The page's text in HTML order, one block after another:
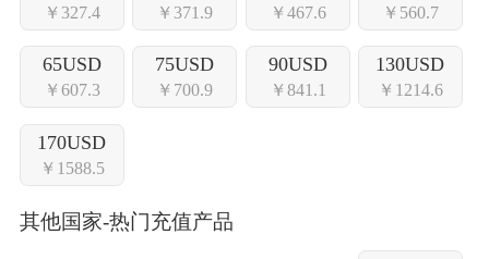
￥327.4 ￥371.9 ￥467.6 ￥560.7
65USD
￥607.3
75USD
￥700.9
90USD
￥841.1
130USD
￥1214.6
170USD
￥1588.5
其他国家-热门充值产品